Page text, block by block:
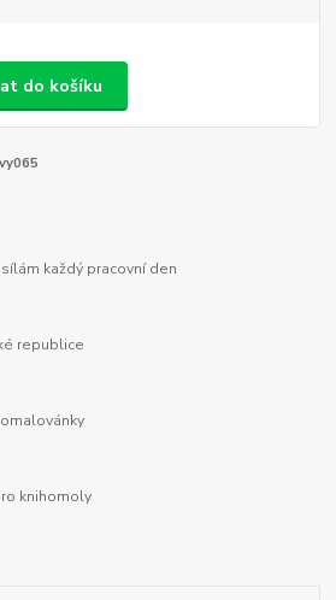
do košíku
vy065
každý pracovní den
republice
knihomoly